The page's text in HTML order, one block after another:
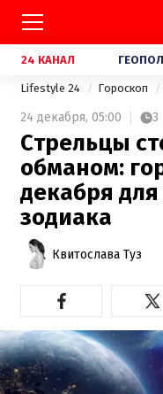
24 КАНАЛ
Lifestyle 24 Гороскоп
24 декабря, 05:00 3
Стрельцы
обманом:
декабря для
зодиака
Квитослава Туз